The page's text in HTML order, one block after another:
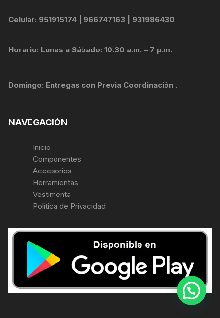
Celular: 951915174 | 966747163 | 931986430
Horario: Lunes a Sábado: 10:30 a.m. – 7 p.m.
Domingo: Entregas con Previa Coordinación .
NAVEGACIÓN
Inicio
Componentes
Accesorios
Herramientas
Vestimenta
Política de Privacidad